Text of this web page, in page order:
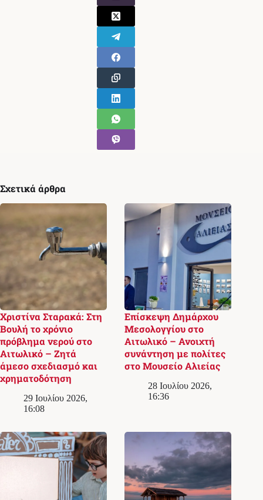
Σχετικά άρθρα
Χριστίνα Σταρακά: Στη
Βουλή το χρόνιο
πρόβλημα νερού στο
Αιτωλικό – Ζητά
άμεσο σχεδιασμό και
χρηματοδότηση
29 Ιουλίου 2026,
16:08
Επίσκεψη Δημάρχου
Μεσολογγίου στο
Αιτωλικό – Ανοιχτή
συνάντηση με πολίτες
στο Μουσείο Αλιείας
28 Ιουλίου 2026,
16:36